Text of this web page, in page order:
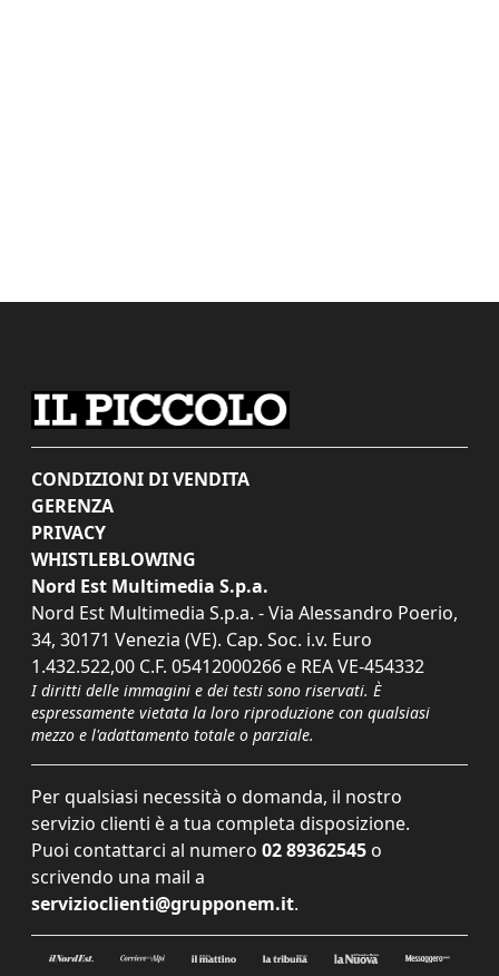
CONDIZIONI DI VENDITA
GERENZA
PRIVACY
WHISTLEBLOWING
Nord Est Multimedia S.p.a.
Nord Est Multimedia S.p.a. - Via Alessandro Poerio,
34, 30171 Venezia (VE). Cap. Soc. i.v. Euro
1.432.522,00 C.F. 05412000266 e REA VE-454332
I diritti delle immagini e dei testi sono riservati. È
espressamente vietata la loro riproduzione con qualsiasi
mezzo e l'adattamento totale o parziale.
Per qualsiasi necessità o domanda, il nostro
servizio clienti è a tua completa disposizione.
Puoi contattarci al numero 02 89362545 o
scrivendo una mail a
servizioclienti@grupponem.it.